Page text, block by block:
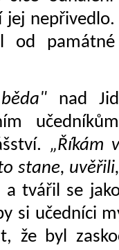
od
nad
„Říkám
stane,
a tvářil se
si učedníci
že byl